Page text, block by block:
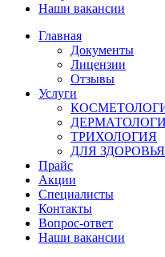
Наши вакансии
Главная
Документы
Лицензии
Отзывы
Услуги
ТРИХОЛОГИЯ
ДЛЯ ЗДОРОВЬЯ
Прайс
Акции
Специалисты
Контакты
Вопрос-ответ
Наши вакансии